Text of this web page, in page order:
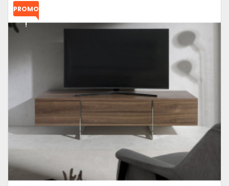
PROMO
!